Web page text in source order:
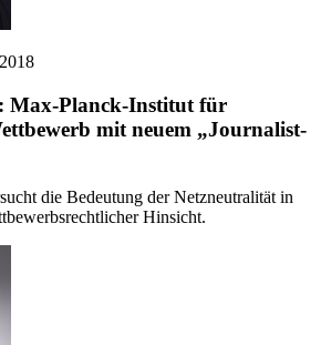
Max-Planck-Institut für
mit neuem „Journalist-
die Bedeutung der Netzneutralität in
Hinsicht.